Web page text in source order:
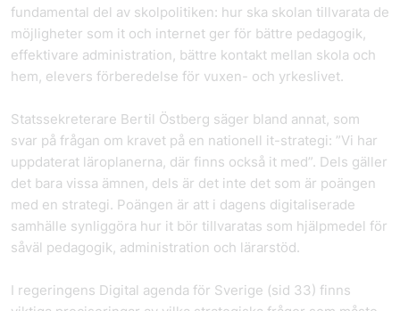
fundamental del av skolpolitiken: hur ska skolan tillvarata de
möjligheter som it och internet ger för bättre pedagogik,
effektivare administration, bättre kontakt mellan skola och
hem, elevers förberedelse för vuxen- och yrkeslivet.
Statssekreterare Bertil Östberg säger bland annat, som
svar på frågan om kravet på en nationell it-strategi: ”Vi har
uppdaterat läroplanerna, där finns också it med”. Dels gäller
det bara vissa ämnen, dels är det inte det som är poängen
med en strategi. Poängen är att i dagens digitaliserade
samhälle synliggöra hur it bör tillvaratas som hjälpmedel för
såväl pedagogik, administration och lärarstöd.
I regeringens Digital agenda för Sverige (sid 33) finns